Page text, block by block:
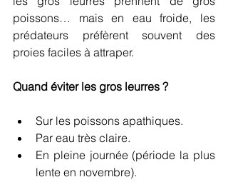
poissons… mais en eau froide, les
prédateurs préfèrent souvent des
proies faciles à attraper.
Quand éviter les gros leurres ?
Sur les poissons apathiques.
Par eau très claire.
En pleine journée (période la plus
lente en novembre).